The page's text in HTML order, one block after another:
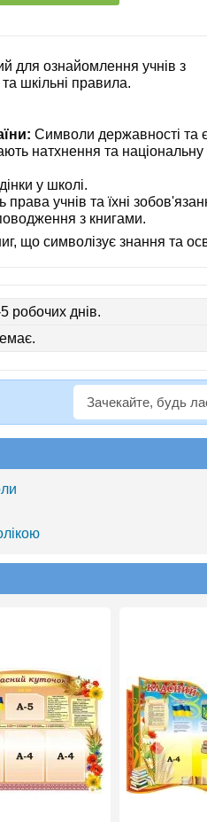
для ознайомлення учнів з
шкільні правила.
Символи державності та
натхнення та національну
у школі.
учнів та їхні
з книгами.
що символізує знання та
робочих днів.
Зачекайте, будь